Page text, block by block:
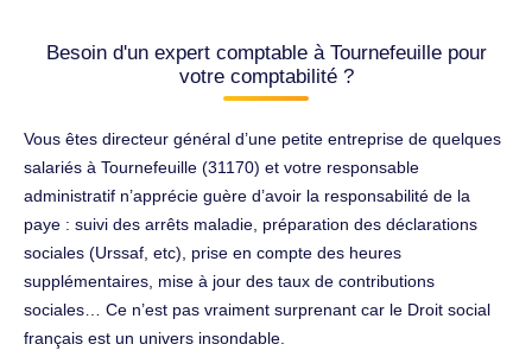
Besoin d'un expert comptable à Tournefeuille pour
votre comptabilité ?
Vous êtes directeur général d’une petite entreprise de quelques
salariés à Tournefeuille (31170) et votre responsable
administratif n’apprécie guère d’avoir la responsabilité de la
paye : suivi des arrêts maladie, préparation des déclarations
sociales (Urssaf, etc), prise en compte des heures
supplémentaires, mise à jour des taux de contributions
sociales… Ce n’est pas vraiment surprenant car le Droit social
français est un univers insondable.